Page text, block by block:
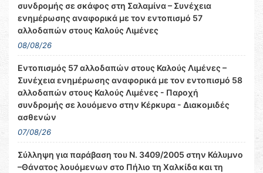
συνδρομής σε σκάφος στη Σαλαμίνα – Συνέχεια
ενημέρωσης αναφορικά με τον εντοπισμό 57
αλλοδαπών στους Καλούς Λιμένες
08/08/26
Εντοπισμός 57 αλλοδαπών στους Καλούς Λιμένες –
Συνέχεια ενημέρωσης αναφορικά με τον εντοπισμό 58
αλλοδαπών στους Καλούς Λιμένες - Παροχή
συνδρομής σε λουόμενο στην Κέρκυρα - Διακομιδές
ασθενών
07/08/26
Σύλληψη για παράβαση του Ν. 3409/2005 στην Κάλυμνο
–Θάνατος λουόμενων στο Πήλιο τη Χαλκίδα και τη